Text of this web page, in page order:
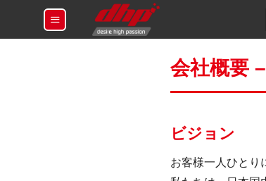
nội
会社概要
ビジョン
お客様一人ひとり